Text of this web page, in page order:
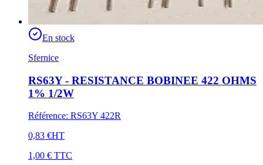
En stock
Sfernice
RS63Y - RESISTANCE BOBINEE 422 OHMS
1% 1/2W
Référence: RS63Y 422R
0,83 €HT
1,00 € TTC